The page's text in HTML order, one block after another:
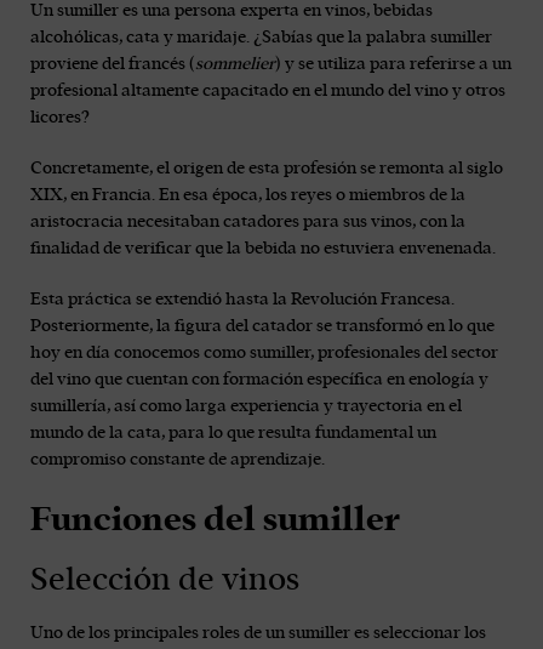
Un sumiller es una persona experta en vinos, bebidas
alcohólicas, cata y maridaje. ¿Sabías que la palabra sumiller
proviene del francés ( sommelier) y se utiliza para referirse a un
profesional altamente capacitado en el mundo del vino y otros
licores?
Concretamente, el origen de esta profesión se remonta al siglo
XIX, en Francia. En esa época, los reyes o miembros de la
aristocracia necesitaban catadores para sus vinos, con la
finalidad de verificar que la bebida no estuviera envenenada.
Esta práctica se extendió hasta la Revolución Francesa.
Posteriormente, la figura del catador se transformó en lo que
hoy en día conocemos como sumiller, profesionales del sector
del vino que cuentan con formación específica en enología y
sumillería, así como larga experiencia y trayectoria en el
mundo de la cata, para lo que resulta fundamental un
compromiso constante de aprendizaje.
Funciones del sumiller
Selección de vinos
Uno de los principales roles de un sumiller es seleccionar los